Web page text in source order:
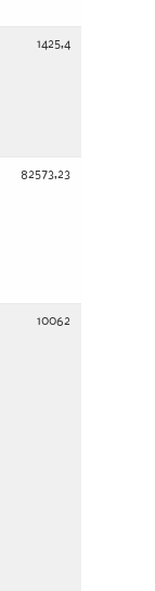
1425,4
82573,23
10062